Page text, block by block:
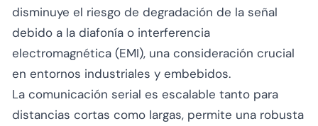
disminuye el riesgo de degradación de la señal
debido a la diafonía o interferencia
electromagnética (EMI), una consideración crucial
en entornos industriales y embebidos.
La comunicación serial es escalable tanto para
distancias cortas como largas, permite una robusta